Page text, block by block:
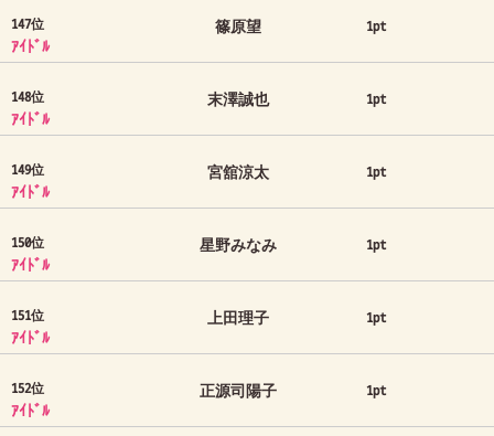
147位
ｱｲﾄﾞﾙ
篠原望 1pt
148位
ｱｲﾄﾞﾙ
末澤誠也 1pt
149位
ｱｲﾄﾞﾙ
宮舘涼太 1pt
150位
ｱｲﾄﾞﾙ
星野みなみ 1pt
151位
ｱｲﾄﾞﾙ
上田理子 1pt
152位
ｱｲﾄﾞﾙ
正源司陽子 1pt